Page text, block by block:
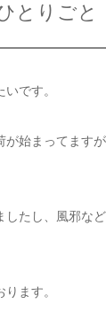
とりごと
です。
が始まってます
したし、風邪な
ます。